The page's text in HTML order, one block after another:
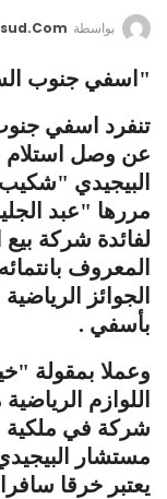
بواسطة
"اسفي جنوب السبت /
تنفرد اسفي
البيجيدي
مررها "عبد
لفائدة شركة بيع
المعروف
الجوائز
بأسفي .
وعملا بمقولة
اللوازم
شركة في ملكية
مستشار
يعتبر خرقا